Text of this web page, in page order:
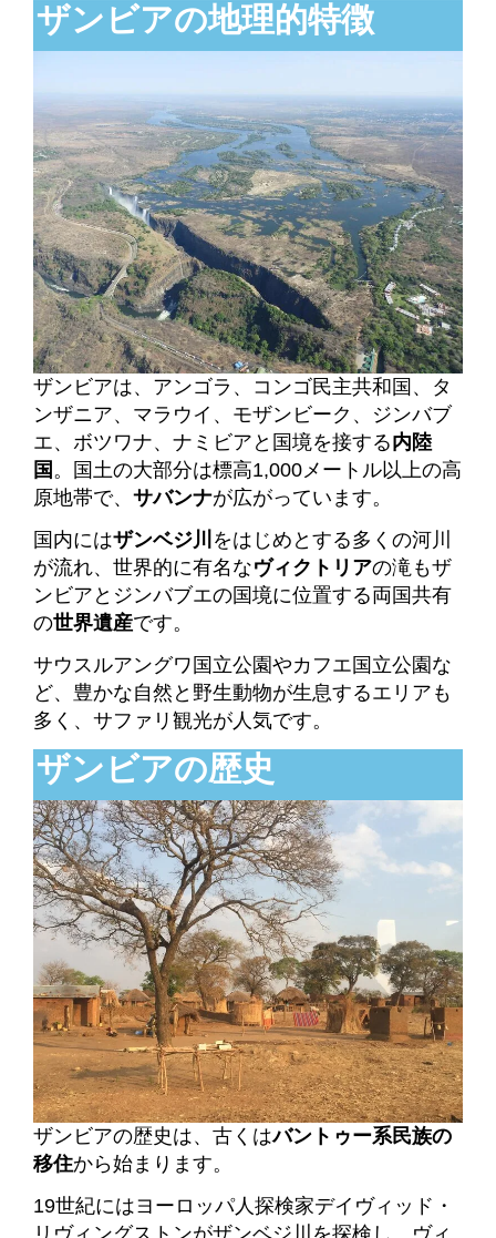
ザンビアの地理的特徴
ザンビアは、アンゴラ、コンゴ民主共和国、タ
ンザニア、マラウイ、モザンビーク、ジンバブ
エ、ボツワナ、ナミビアと国境を接する内陸
国 。
国土の大部分は標高1,000メートル以上の高
原地帯で、 サバンナが広がっています。
国内にはザンベジ川 をはじめとする多くの河川
が流れ、世界的に有名なヴィクトリアの滝もザ
ンビアとジンバブエの国境に位置する両国共有
の世界遺産です。
サウスルアングワ国立公園やカフエ国立公園な
ど、豊かな自然と野生動物が生息するエリアも
多く、サファリ観光が人気です。
ザンビアの歴史
ザンビアの歴史は、古くはバントゥー系民族の
移住から始まります。
19世紀にはヨーロッパ人探検家デイヴィッド・
リヴィングストンがザンベジ川を探検し、ヴィ